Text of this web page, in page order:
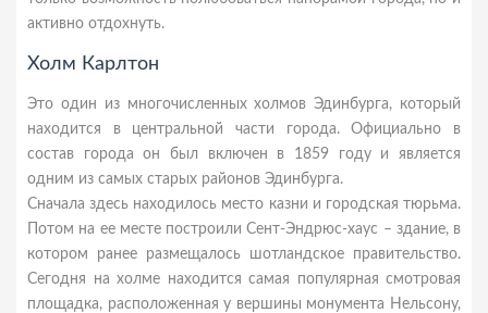
активно отдохнуть.
Холм Карлтон
Это один из многочисленных холмов Эдинбурга, который
находится в центральной части города. Официально в
состав города он был включен в 1859 году и является
одним из самых старых районов Эдинбурга.
Сначала здесь находилось место казни и городская тюрьма.
Потом на ее месте построили Сент-Эндрюс-хаус – здание, в
котором ранее размещалось шотландское правительство.
Сегодня на холме находится самая популярная смотровая
площадка, расположенная у вершины монумента Нельсону,